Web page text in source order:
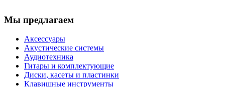
Мы предлагаем
Аксессуары
Акустические системы
Аудиотехника
Гитары и комплектующие
Диски, касеты и пластинки
Клавишные инструменты